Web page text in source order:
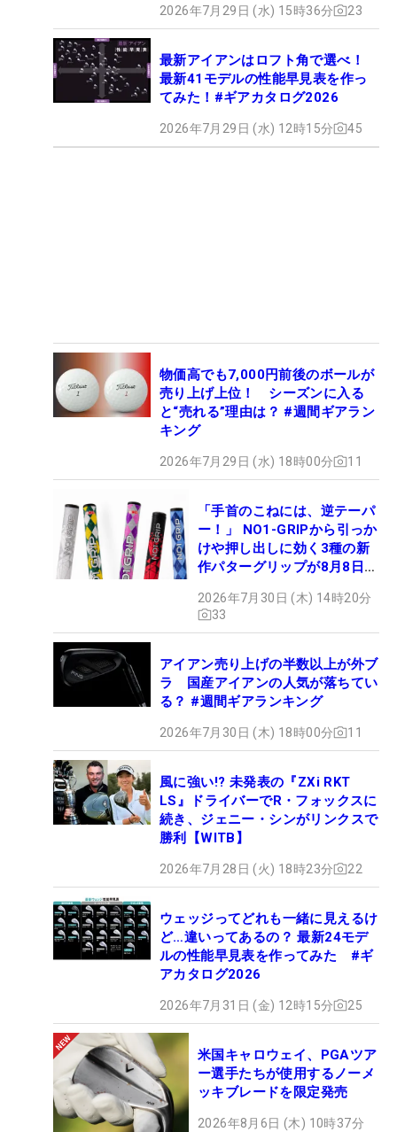
2026年7月29日 (水) 15時36分 23
最新アイアンはロフト角で選べ！
最新41モデルの性能早見表を作っ
てみた！#ギアカタログ2026
2026年7月29日 (水) 12時15分 45
物価高でも7,000円前後のボールが
売り上げ上位！ シーズンに入る
と“売れる”理由は？ #週間ギアラン
キング
2026年7月29日 (水) 18時00分 11
「手首のこねには、逆テーパ
ー！」 NO1-GRIPから引っか
けや押し出しに効く3種の新
作パターグリップが8月8日デ
2026年7月30日 (木) 14時20分
33
アイアン売り上げの半数以上が外ブ
ラ 国産アイアンの人気が落ちてい
る？ #週間ギアランキング
2026年7月30日 (木) 18時00分 11
風に強い!? 未発表の『ZXi RKT
LS』ドライバーでR・フォックスに
続き、ジェニー・シンがリンクスで
勝利【WITB】
2026年7月28日 (火) 18時23分 22
ウェッジってどれも一緒に見えるけ
ど…違いってあるの？ 最新24モデ
ルの性能早見表を作ってみた #ギ
アカタログ2026
2026年7月31日 (金) 12時15分 25
米国キャロウェイ、PGAツア
ー選手たちが使用するノーメ
ッキブレードを限定発売
2026年8月6日 (木) 10時37分